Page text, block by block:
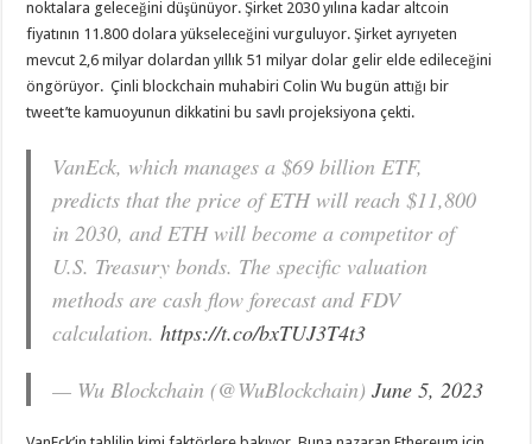
noktalara geleceğini düşünüyor. Şirket 2030 yılına kadar altcoin
fiyatının 11.800 dolara yükseleceğini vurguluyor. Şirket ayrıyeten
mevcut 2,6 milyar dolardan yıllık 51 milyar dolar gelir elde edileceğini
öngörüyor. Çinli blockchain muhabiri Colin Wu bugün attığı bir
tweet’te kamuoyunun dikkatini bu savlı projeksiyona çekti.
VanEck, which manages a $69 billion ETF,
predicts that the price of ETH will reach $11,800
in 2030, and ETH will become a competitor of
U.S. Treasury bonds. The specific valuation
methods are cash flow forecast and FDV
calculation.https://t.co/bxTUJ3T4t3
— Wu Blockchain (@WuBlockchain)June 5, 2023